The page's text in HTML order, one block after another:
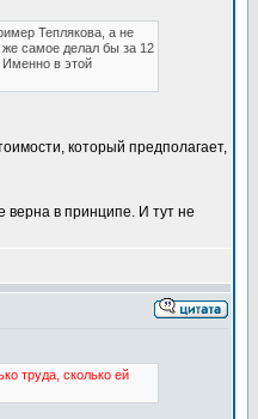
Теплякова, а не
самое делал бы за 12
Именно в этой
который предполагает,
верна в принципе. И тут не
труда, сколько ей